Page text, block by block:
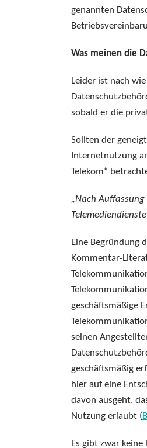
genannten
Was meinen die
Leider ist nach
sobald er die
Sollten der
Internetnutzung
Telekom“
„Nach
Eine Begründung
Kommentar-
geschäftsmäßige
seinen
geschäftsmäßig
hier auf eine
davon ausgeht,
Nutzung erlaubt (
Es gibt zwar